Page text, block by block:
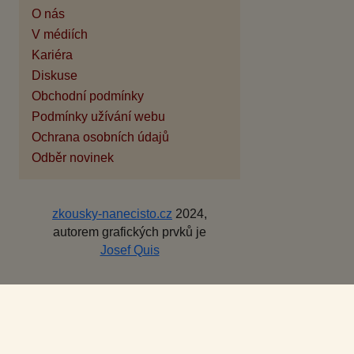
O nás
V médiích
Kariéra
Diskuse
Obchodní podmínky
Podmínky užívání webu
Ochrana osobních údajů
Odběr novinek
zkousky-nanecisto.cz 2024,
autorem grafických prvků je
Josef Quis